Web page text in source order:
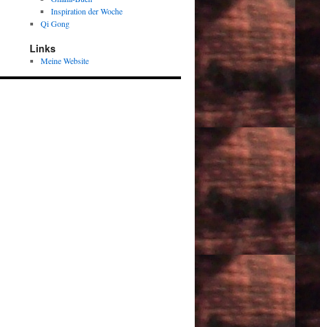
Inspiration der Woche
Qi Gong
Links
Meine Website